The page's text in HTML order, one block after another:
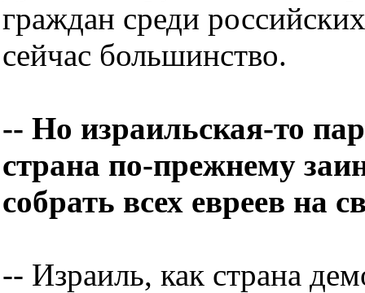
граждан среди
сейчас большинство.
-- Но израильская-то
страна по-прежнему
собрать всех евреев на
-- Израиль, как страна